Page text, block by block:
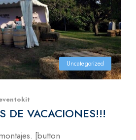
Uncategorized
DE VACACIONES!!!
[button